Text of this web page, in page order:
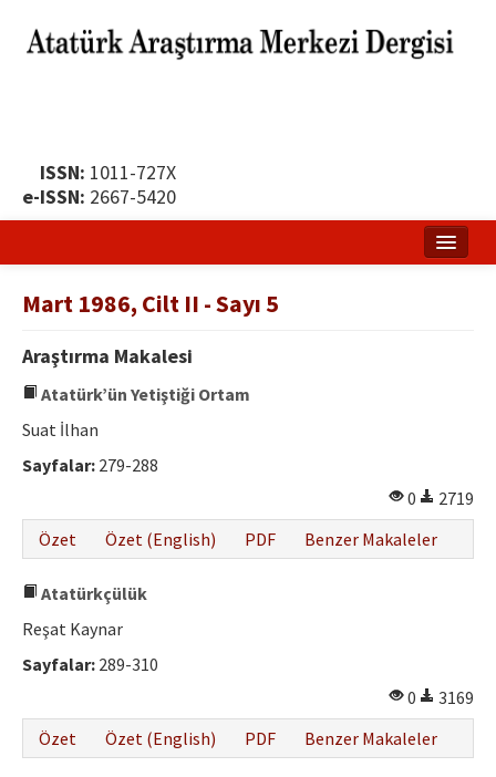
ISSN: 1011-727X
e-ISSN: 2667-5420
Yayın Politikası
Yayın İlkeleri
Yazar Rehberi
Hakem Rehberi
İletişim
Mart 1986, Cilt II - Sayı 5
Araştırma Makalesi
Atatürk’ün Yetiştiği Ortam
Suat İlhan
Sayfalar: 279-288
0
2719
Özet
Özet (English) PDF Benzer Makaleler
Atatürkçülük
Reşat Kaynar
Sayfalar: 289-310
0
3169
Özet
Özet (English) PDF Benzer Makaleler